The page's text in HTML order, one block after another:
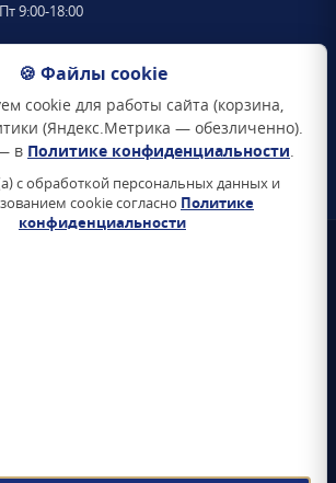
9:00-18:00
д. 2/1, стр. 1, офис 411
ЗАКАЗАТЬ ЗВОНОК
УПД, счёт-фактура
🍪 Файлы cookie
cookie для работы сайта (корзина,
(Яндекс.Метрика — обезличенно).
в Политике конфиденциальности.
с обработкой персональных данных и
cookie согласно Политике
конфиденциальности